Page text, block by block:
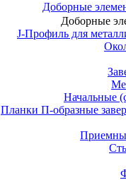
Доборные
Доборные
J-Профиль для
Начальные
Планки П-образные